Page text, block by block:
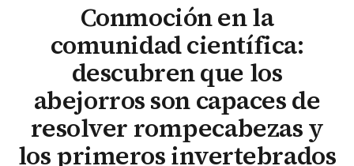
Conmoción en la
comunidad científica:
descubren que los
abejorros son capaces de
resolver rompecabezas y
los primeros invertebrados